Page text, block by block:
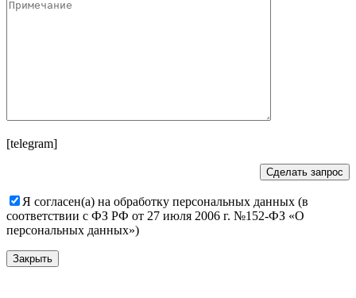
[telegram]
Я согласен(а) на обработку персональных данных (в
соответствии с ФЗ РФ от 27 июля 2006 г. №152-ФЗ «О
персональных данных»)
Закрыть